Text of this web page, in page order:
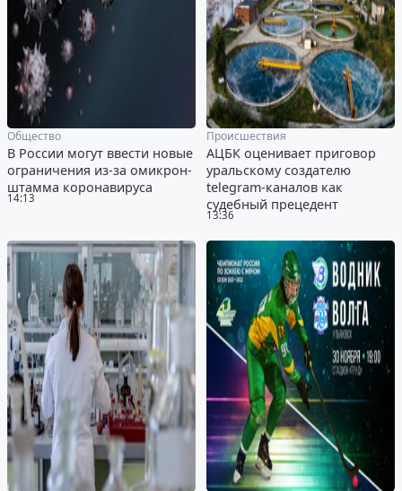
14:13
Общество
В России могут ввести новые
ограничения из-за омикрон-
штамма коронавируса
13:36
Происшествия
АЦБК оценивает приговор
уральскому создателю
telegram-каналов как
судебный прецедент